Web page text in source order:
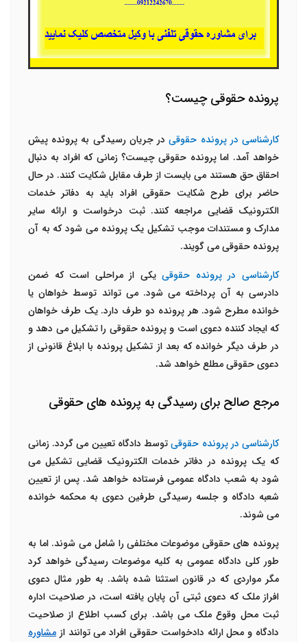
پرونده حقوقی چیست؟
کارشناسی در پرونده حقوقی در جریان رسیدگی به پرونده پیش
خواهد آمد. اما پرونده حقوقی چیست؟ زمانی که افراد به دنبال
احقاق حق هستند می بایست از طرف مقابل شکایت کنند. در حال
حاضر برای طرح شکایت حقوقی افراد باید به دفاتر خدمات
الکترونیک قضایی مراجعه کنند. ثبت درخواست و ارائه سایر
مدارک و مستندات موجب تشکیل یک پرونده می شود که به آن
پرونده حقوقی می گویند.
کارشناسی در پرونده حقوقی یکی از مراحلی است که ضمن
دادرسی به آن پرداخته می شود. می تواند توسط خواهان یا
خوانده مطرح شود. هر پرونده دو طرف دارد. یک طرف خواهان
که ایجاد کننده دعوی است و پرونده حقوقی را تشکیل می دهد و
در طرف دیگر خوانده که بعد از تشکیل پرونده با ابلاغ قانونی از
دعوی حقوقی مطلع خواهد شد.
مرجع صالح برای رسیدگی به پرونده های حقوقی
کارشناسی در پرونده حقوقیتوسط دادگاه تعیین می گردد. زمانی
که یک پرونده در دفاتر خدمات الکترونیک قضایی تشکیل می
شود به شعب دادگاه عمومی فرستاده خواهد شد. پس از تعیین
شعبه دادگاه و جلسه رسیدگی طرفین دعوی به محکمه خوانده
می شوند.
پرونده های حقوقی موضوعات مختلفی را شامل می شوند. اما به
طور کلی دادگاه عمومی به کلیه موضوعات رسیدگی خواهد کرد
مگر مواردی که در قانون استثنا شده باشد. به طور مثال دعوی
افراز ملک که دعوی ثبتی آن پایان یافته است، در صلاحیت اداره
ثبت محل وقوع ملک می باشد. برای کسب اطلاع از صلاحیت
دادگاه و محل ارائه دادخواست حقوقی افراد می توانند از مشاوره